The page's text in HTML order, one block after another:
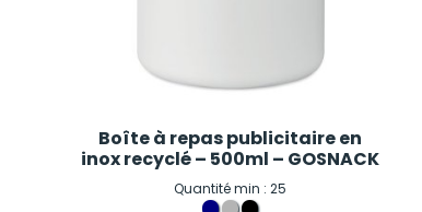
Boîte à repas publicitaire en
inox recyclé – 500ml – GOSNACK
Quantité min : 25